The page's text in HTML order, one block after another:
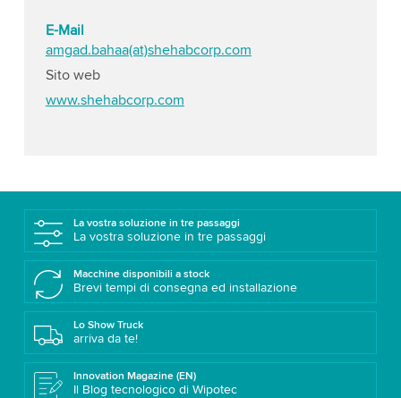
E-Mail
amgad.bahaa(at)shehabcorp.com
Sito web
www.shehabcorp.com
La vostra soluzione in tre passaggi
La vostra soluzione in tre passaggi
Macchine disponibili a stock
Brevi tempi di consegna ed installazione
Lo Show Truck
arriva da te!
Innovation Magazine (EN)
Il Blog tecnologico di Wipotec